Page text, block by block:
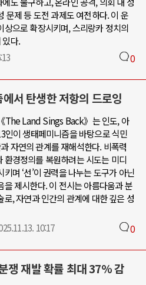
문제 등 도전 과제도 여전하다. 이 운
으로 확장시키며, 스리랑카 정치의
있다.
0
서 탄생한 저항의 드로잉
The Land Sings Back》는 인도, 아
인이 생태페미니즘을 바탕으로 식민
자연의 관계를 재해석한다. 비폭력
경정의를 복원하려는 시도는 미디
며 ‘선’이 권력을 나누는 도구가 아닌
을 제시한다. 이 전시는 아름다움과 분
, 자연과 인간의 관계에 대한 깊은 성
10:17 0
쟁 재발 확률 최대 37% 감